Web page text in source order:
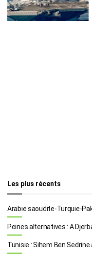
Les plus récents
Arabie saoudite-Turquie-
Peines alternatives : A
Tunisie : Sihem Ben